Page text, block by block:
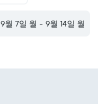
9월 7일 월 - 9월 14일 월